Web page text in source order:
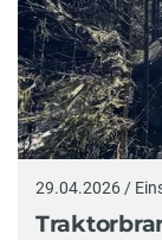
29.04.2026 /